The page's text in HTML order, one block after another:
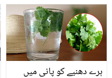
ہرے دھنیے کو پانی میں